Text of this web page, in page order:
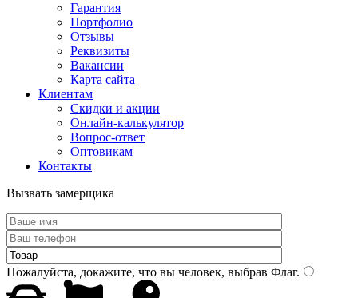
Гарантия
Портфолио
Отзывы
Реквизиты
Вакансии
Карта сайта
Клиентам
Скидки и акции
Онлайн-калькулятор
Вопрос-ответ
Оптовикам
Контакты
Вызвать замерщика
Пожалуйста, докажите, что вы человек, выбрав Флаг.